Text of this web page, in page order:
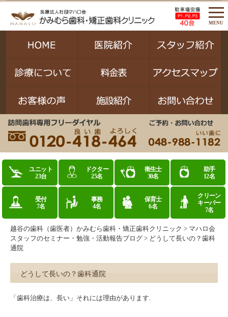
MENU
ユニット
23台
ドクター
25名
衛生士
30名
助手
12名
受付
7名
事務
4名
保育士
6名
クリーン
キーパー
7名
越谷の歯科（歯医者）かみむら歯科・矯正歯科クリニック > マハロ会
スタッフのセミナー・勉強・活動報告ブログ > どうして長いの？歯科
通院
どうして長いの？歯科通院
「歯科治療は、長い」それには理由があります.